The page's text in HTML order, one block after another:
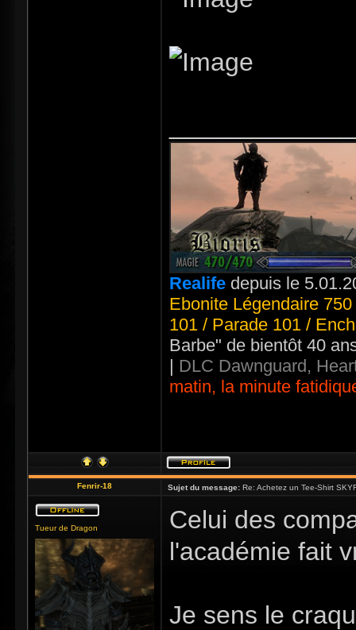
Realife depuis le
Ebonite Légendaire
101 / Parade 101 /
Barbe" de bientôt 40
| DLC Dawnguard,
matin, la minute
Fenrir-18 Sujet du message: Re: Achetez un Tee-Shirt
Tueur de Dragon
Celui des
l'académie fait
Je sens le